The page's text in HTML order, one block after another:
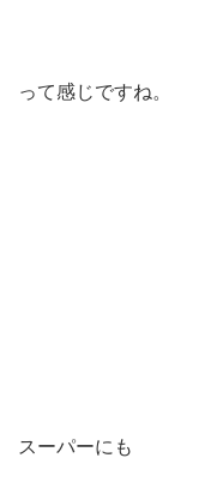
って感じですね。
スーパーにも